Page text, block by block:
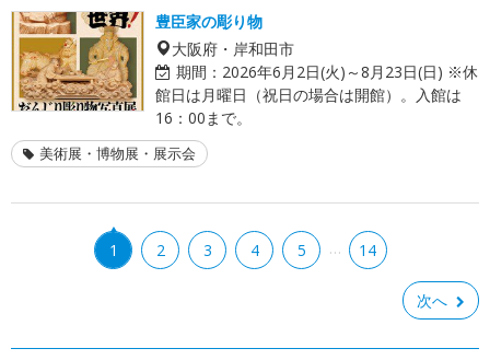
豊臣家の彫り物
大阪府・岸和田市
期間： 2026年6月2日(火)～8月23日(日) ※休
館日は月曜日（祝日の場合は開館）。入館は
16：00まで。
美術展・博物展・展示会
1 2 3 4 5 … 14
次へ